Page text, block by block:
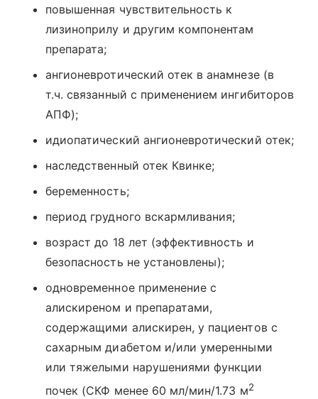
повышенная чувствительность к
лизиноприлу и другим компонентам
препарата;
ангионевротический отек в анамнезе (в
т.ч. связанный с применением ингибиторов
АПФ);
идиопатический ангионевротический отек;
наследственный отек Квинке;
беременность;
период грудного вскармливания;
возраст до 18 лет (эффективность и
безопасность не установлены);
одновременное применение с
алискиреном и препаратами,
содержащими алискирен, у пациентов с
сахарным диабетом и/или умеренными
или тяжелыми нарушениями функции
почек (СКФ менее 60 мл/мин/1.73 м2